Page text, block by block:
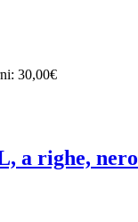
30,00€
a righe, nero